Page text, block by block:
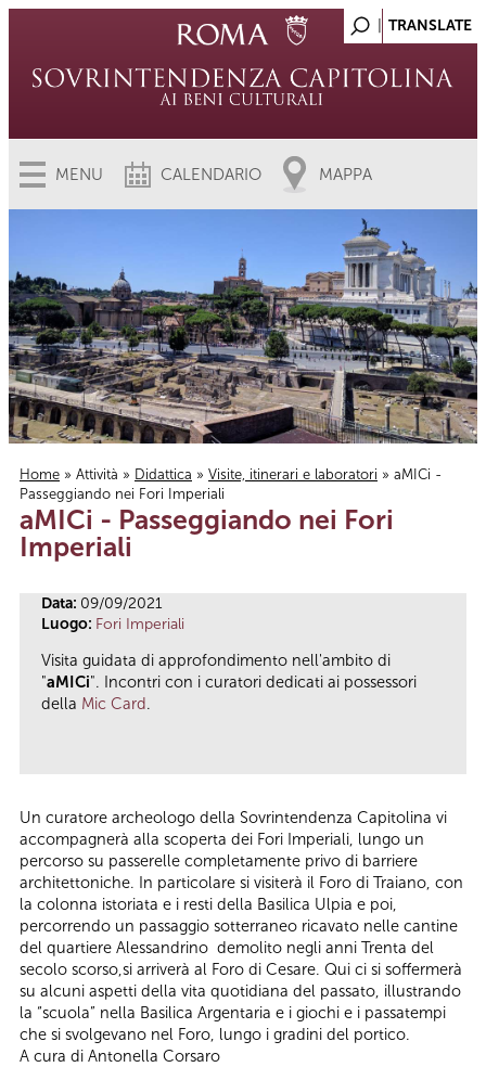
MENU CALENDARIO MAPPA
Tu sei qui
Home » Attività » Didattica » Visite, itinerari e laboratori » aMICi -
Passeggiando nei Fori Imperiali
aMICi - Passeggiando nei Fori
Imperiali
Data: 09/09/2021
Luogo: Fori Imperiali
Visita guidata di approfondimento nell'ambito di
"aMICi". Incontri con i curatori dedicati ai possessori
della Mic Card.
Un curatore archeologo della Sovrintendenza Capitolina vi
accompagnerà alla scoperta dei Fori Imperiali, lungo un
percorso su passerelle completamente privo di barriere
architettoniche. In particolare si visiterà il Foro di Traiano, con
la colonna istoriata e i resti della Basilica Ulpia e poi,
percorrendo un passaggio sotterraneo ricavato nelle cantine
del quartiere Alessandrino demolito negli anni Trenta del
secolo scorso,si arriverà al Foro di Cesare. Qui ci si soffermerà
su alcuni aspetti della vita quotidiana del passato, illustrando
la “scuola” nella Basilica Argentaria e i giochi e i passatempi
che si svolgevano nel Foro, lungo i gradini del portico.
A cura di Antonella Corsaro